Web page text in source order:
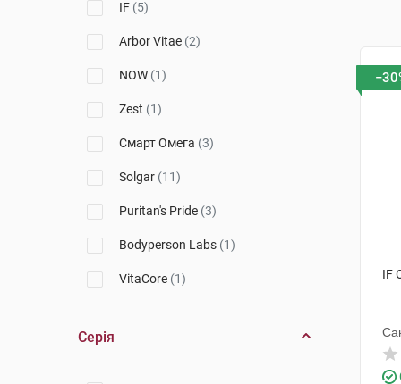
IF (5)
Arbor Vitae (2)
NOW (1)
Zest (1)
Смарт Омега (3)
Solgar (11)
Puritan's Pride (3)
Bodyperson Labs (1)
VitaCore (1)
Серія
IF